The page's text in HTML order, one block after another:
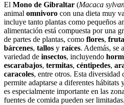
El Mono de Gibraltar (Macaca
animal omnivoro con una dieta muy
incluye tanto plantas como pequeños
alimentación está compuesta por una
de partes de plantas, como flores,
bárcenes, tallos y raíces. Además, se
variedad de insectos, incluyendo
escarabajos, termitas, céntipedes,
caracoles, entre otros. Esta diversidad
permite adaptarse a diferentes hábitats
es especialmente importante en las
fuentes de comida pueden ser limitadas.